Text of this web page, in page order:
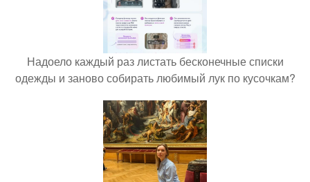
Надоело каждый раз листать бесконечные списки
одежды и заново собирать любимый лук по кусочкам?